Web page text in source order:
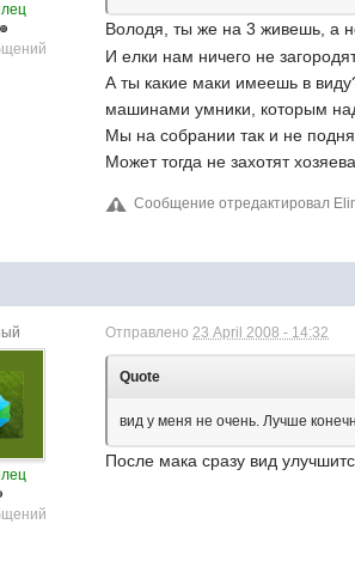
Володя, ты же на 3 живешь, а
И елки нам ничего не
А ты какие маки имеешь в
машинами умники, которым
Мы на собрании так и не
Может тогда не захотят
Сообщение отредактировал
Отправлено23 April 2008 - 14:32
Quote
вид у меня не очень. Лучше
После мака сразу вид